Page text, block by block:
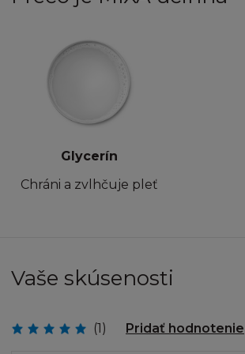
Glycerín
Chráni a zvlhčuje pleť
Vaše skúsenosti
(1) Pridať hodnotenie
jinak. Stránka a informace v ní
být použity k vytvoření
databáze, a stejně tak nesmí být
ukládána (ani celá, ani její část) do
třetími osobami zpřístupněných
celou nebo jen část Stránky.
Obsah, nebo pokud budete chtít